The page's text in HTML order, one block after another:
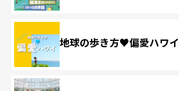
地球の歩き方♥偏愛ハワイ